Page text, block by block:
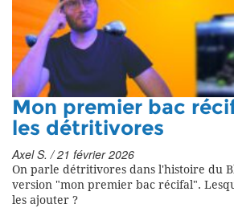
Mon premier bac
les détritivores
Axel S. / 21 février 2026
On parle détritivores dans l'histoire du
version "mon premier bac récifal".
les ajouter ?